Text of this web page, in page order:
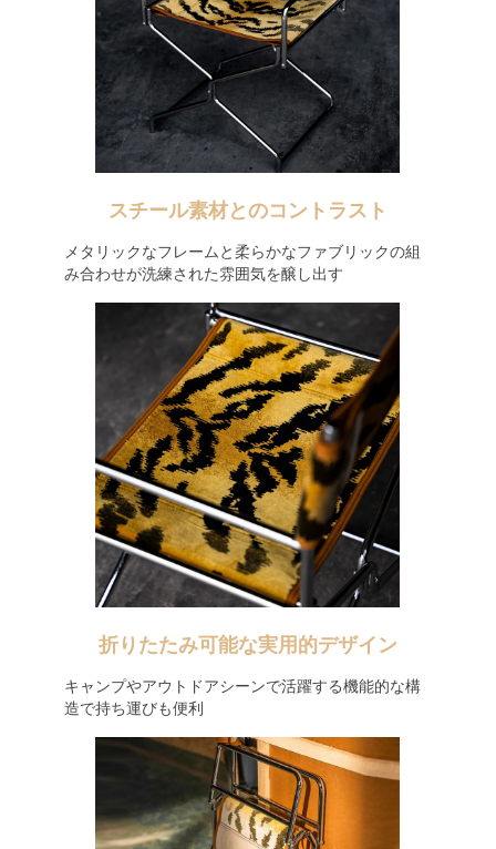
スチール素材とのコントラスト
メタリックなフレームと柔らかなファブリックの組
み合わせが洗練された雰囲気を醸し出す
折りたたみ可能な実用的デザイン
キャンプやアウトドアシーンで活躍する機能的な構
造で持ち運びも便利